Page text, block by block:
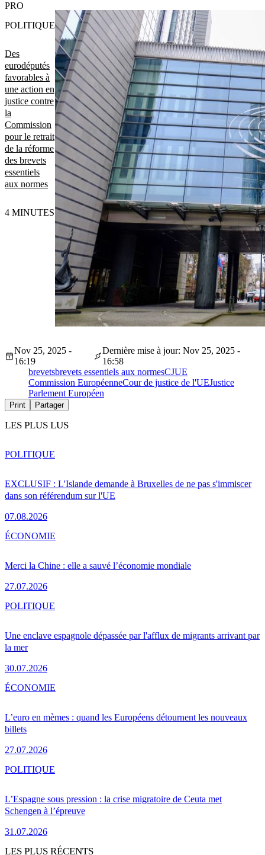
Des
eurodéputés
favorables à
une action en
justice contre
la
Commission
pour le retrait
de la réforme
des brevets
essentiels
aux normes
PRO
POLITIQUE
4 MINUTES
Nov 25, 2025 -
16:19
Dernière mise à jour: Nov 25, 2025 -
16:58
brevetsbrevets essentiels aux normesCJUE
Commission EuropéenneCour de justice de l'UEJustice
Parlement Européen
Print Partager
LES PLUS LUS
EXCLUSIF : L'Islande demande à Bruxelles de ne pas s'immiscer
dans son référendum sur l'UE
07.08.2026
POLITIQUE
Merci la Chine : elle a sauvé l’économie mondiale
27.07.2026
ÉCONOMIE
Une enclave espagnole dépassée par l'afflux de migrants arrivant par
la mer
30.07.2026
POLITIQUE
L’euro en mèmes : quand les Européens détournent les nouveaux
billets
27.07.2026
ÉCONOMIE
L’Espagne sous pression : la crise migratoire de Ceuta met
Schengen à l’épreuve
31.07.2026
POLITIQUE
LES PLUS RÉCENTS